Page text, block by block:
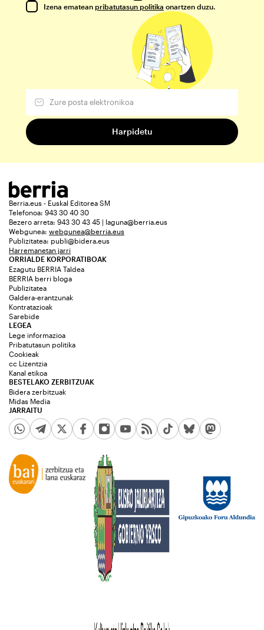
Izena ematean pribatutasun politika onartzen duzu.
Berria.eus - Euskal Editorea SM
Telefonoa: 943 30 40 30
Bezero arreta: 943 30 43 45 | laguna@berria.eus
Webgunea: webgunea@berria.eus
Publizitatea: publi@bidera.eus
Harremanetan jarri
ORRIALDE KORPORATIBOAK
Ezagutu BERRIA Taldea
BERRIA berri bloga
Publizitatea
Galdera-erantzunak
Kontratazioak
Sarebide
JARRAITU
LEGEA
Lege informazioa
Pribatutasun politika
Cookieak
cc Lizentzia
Kanal etikoa
BESTELAKO ZERBITZUAK
Bidera zerbitzuak
Midas Media